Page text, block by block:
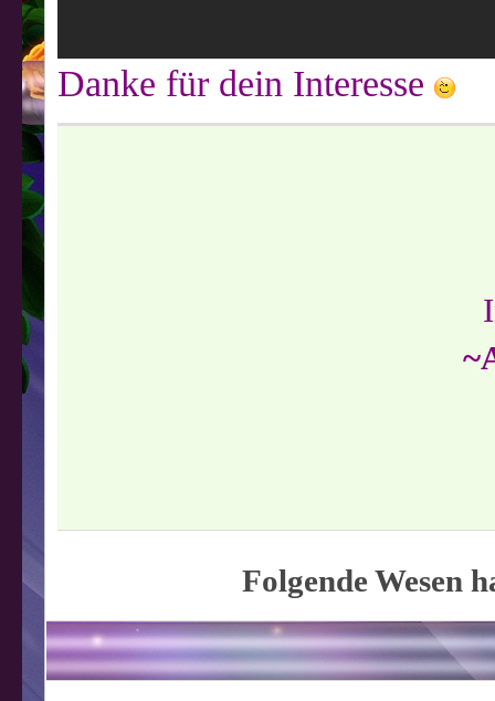
Danke für dein Interesse
Folgende Wesen